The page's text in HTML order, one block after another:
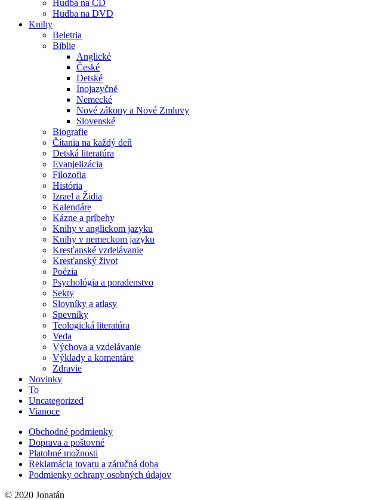
Hudba na CD
Hudba na DVD
Knihy
Beletria
Biblie
Anglické
České
Detské
Inojazyčné
Nemecké
Nové zákony a Nové Zmluvy
Slovenské
Biografie
Čítania na každý deň
Detská literatúra
Evanjelizácia
Filozofia
História
Izrael a Židia
Kalendáre
Kázne a príbehy
Knihy v anglickom jazyku
Knihy v nemeckom jazyku
Kresťanské vzdelávanie
Kresťanský život
Poézia
Psychológia a poradenstvo
Sekty
Slovníky a atlasy
Spevníky
Teologická literatúra
Veda
Výchova a vzdelávanie
Výklady a komentáre
Zdravie
Novinky
To
Uncategorized
Vianoce
Obchodné podmienky
Doprava a poštovné
Platobné možnosti
Reklamácia tovaru a záručná doba
Podmienky ochrany osobných údajov
© 2020 Jonatán